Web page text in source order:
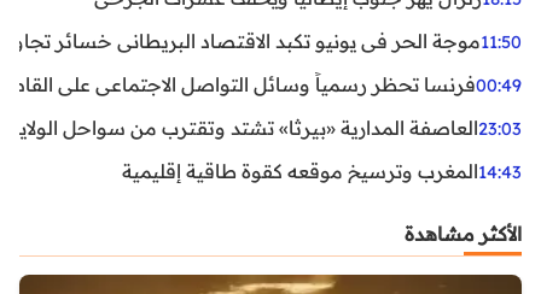
11:50موجة الحر في يونيو تكبد الاقتصاد البريطاني خسائر تجاوزت 1.5 مليار
00:49فرنسا تحظر رسمياً وسائل التواصل الاجتماعي على القاصرين
23:03العاصفة المدارية «بيرثا» تشتد وتقترب من سواحل
14:43المغرب وترسيخ موقعه كقوة طاقية إقليمية
الأكثر مشاهدة